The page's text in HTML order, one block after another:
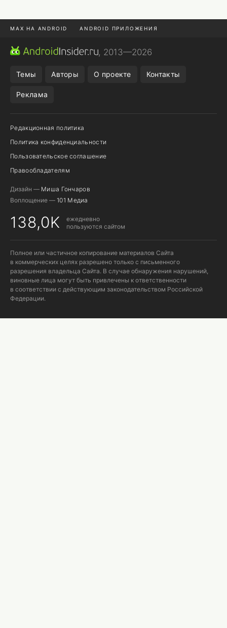
MAX НА ANDROID ANDROID ПРИЛОЖЕНИЯ
MAX ИЗ RUSTORE
, 2013—2026
Темы Авторы О проекте Контакты
Реклама
Редакционная политика
Политика конфиденциальности
Пользовательское соглашение
Правообладателям
Дизайн — Миша Гончаров
Воплощение — 101 Медиа
138,0K
ежедневно
пользуются сайтом
Полное или частичное копирование материалов Сайта
в коммерческих целях разрешено только с письменного
разрешения владельца Сайта. В случае обнаружения нарушений,
виновные лица могут быть привлечены к ответственности
в соответствии с действующим законодательством Российской
Федерации.